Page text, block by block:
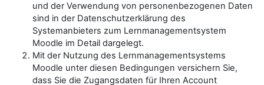
und der Verwendung von personenbezogenen Daten
sind in der Datenschutzerklärung des
Systemanbieters zum Lernmanagementsystem
Moodle im Detail dargelegt.
Mit der Nutzung des Lernmanagementsystems
Moodle unter diesen Bedingungen versichern Sie,
dass Sie die Zugangsdaten für Ihren Account